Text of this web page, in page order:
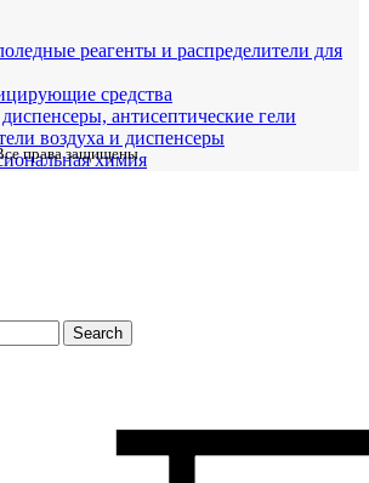
реагенты и распределители для
средства
антисептические гели
воздуха и диспенсеры
химия
права защищены
Search